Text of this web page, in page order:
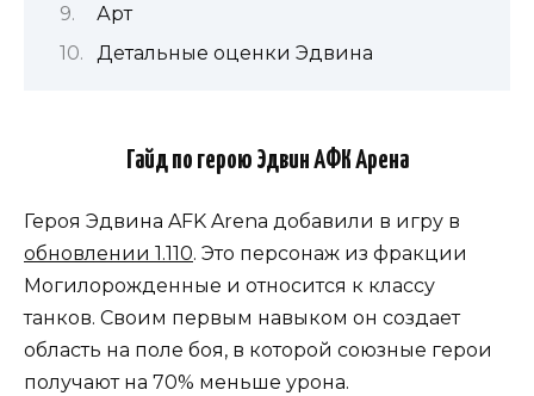
Арт
Детальные оценки Эдвина
Гайд по герою Эдвин АФК Арена
Героя Эдвина AFK Arena добавили в игру в
обновлении 1.110. Это персонаж из фракции
Могилорожденные и относится к классу
танков. Своим первым навыком он создает
область на поле боя, в которой союзные герои
получают на 70% меньше урона.